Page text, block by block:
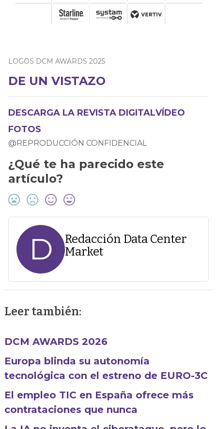
LOGOS DCM AWARDS 2025
DE UN VISTAZO
DESCARGA LA REVISTA DIGITALVÍDEO
FOTOS
@REPRODUCCIÓN CONFIDENCIAL
¿Qué te ha parecido este
artículo?
D
Redacción Data Center
Market
Leer también:
DCM AWARDS 2026
Europa blinda su autonomía
tecnológica con el estreno de EURO-3C
El empleo TIC en España ofrece más
contrataciones que nunca